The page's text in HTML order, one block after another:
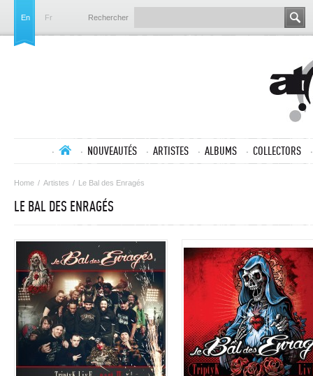
En Fr Rechercher
NOUVEAUTÉS ARTISTES ALBUMS COLLECTORS
Home / Artistes / Le Bal des Enragés
LE BAL DES ENRAGÉS